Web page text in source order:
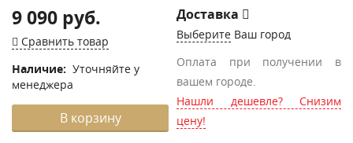
9 090 руб.
Сравнить товар
Наличие: Уточняйте у
менеджера
В корзину
Доставка
Выберите Ваш город
Оплата при получении в
вашем городе.
Нашли дешевле? Снизим
цену!